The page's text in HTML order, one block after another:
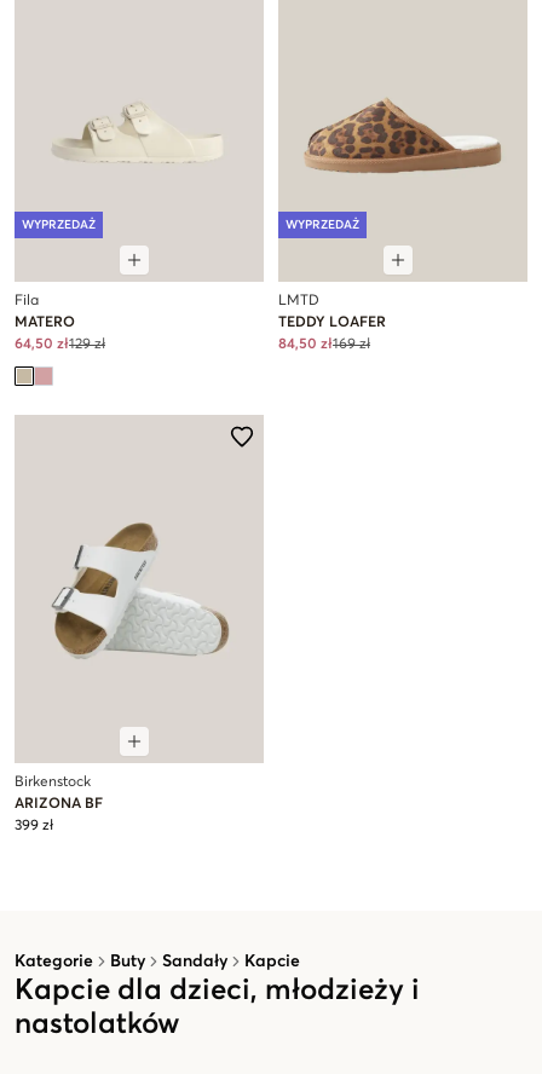
Kategorie Buty Sandały Kapcie
Kapcie dla dzieci, młodzieży i
nastolatków
WYPRZEDAŻ
Fila
MATERO
64,50 zł129 zł
WYPRZEDAŻ
LMTD
TEDDY LOAFER
84,50 zł169 zł
Birkenstock
ARIZONA BF
399 zł